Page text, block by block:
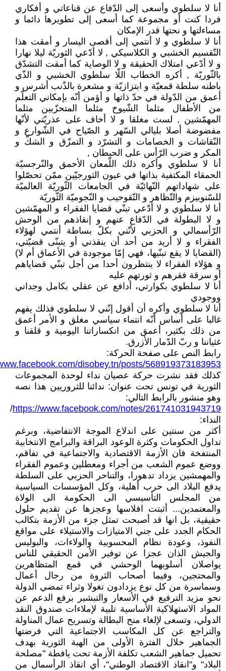
أنا لا سلطوي وأسعى إلى الدّفاع عن قناعاتي و أفكاري
فردا كنت أو مجموعة كما أسعى إلى تطويرها دائما و
مساءلتها و نحتها قدر الإمكان
أنا لا سلطوي و لا أنتمي إلى أقصى اليسار و أمقت هذا
التّقسيم الخشبي و الكلاسيكي , لا أدّعي الثوريّة ليلا نهارا
و لا أدّعي امتلاك الحقيقة و لا الوصاية كما أمقت التشدّق
بالثّوريّة , أكره الخطاب اللّا سلطوي الخشبي و الذّي
باطنه سلطة قمعيّة و ابتزازيّة و مشعرة بالذّنب أشرس و
أعمق من الدّولة في حدّ ذاتها و أؤمن أنّه بإمكاني التعلّم
من الأطفال مثلما الشّيوخ مثلما المتحزّبين مثلما
المهمّشين , لست مغلقا و لا أخاف على عذريّتي لأنّها
مفضوضة أصلا بليالي السّهر و الصّياح في الشّوارع و
النّقاشات و الخصامات و التشرّد و التمزّق و الشكّ و
المكر و ضرب الرّأس على الحيطان ,
أنا لا سلطوي وأكره ذلك اللّمعان الأحمق والنّرجسيّة
الحمقاء المكتفية بذاتها في عيون الثورجيّين ممّن تحصّلوا
على شهاداتهم النّهائيّة في الجامعات الثّوريّة العالميّة
للسّنوبيزم والتّظاهر و التّقوحيب و النّجوميّة الثّوريّة
أنا لا سلطوي و لا أدّعي تبنّي قضايا الفقراء و المهمّشين
و لا البطولة في الدّفاع عنهم و إنقاذهم من الوحش
الرّأسمالي و الحزبي لأنّني بكلّ بساطة أنتمي لهؤلاء
الفقراء و لا أريد من أحد أن ينقذني أو يتبنّى قضيّتي،
(القضايا لا يقع تبنّيها، فهي إمّا موجودة في الأعماق أم لا)
و هؤلاء الفقراء لا ينتظرون أحدا من أجل تبنّي قضاياهم
أو سرقة فقرهم و ثورتهم عليه
أنا لا سلطوي بكوارتي، أدافع عن عقلي بكامل وجداني
ووجودي
أنا لا سلطوي وأكره أن أقول إنّني لا سلطوي فذلك يفهم
غالبا على أساس أنّه انتماء سياسي مغلق و الأمر أعمق
من ذلك بكثير، أعمق من انكساراتنا اليومية و قلقنا و
غثياننا و ربّ الدّمار الأزرق.
رابط النص على صفحة الحركة:
disobey.tn/posts/568919373183953
كذلك فقد نشرت حركة عصيان نداء لوحدة المجموعات
الثورية في تونس تحت عنوان: ندائنا للثروريين هذا نصه
وهو منشور بالرابط التالي:
https://www.facebook.com/notes/261741031943719
/
النداء:
أكثر من سنتين على اندلاع الموجة الانتفاضية، وبرغم
تداول الحكومات وكثرة الوعود البراقة والبرامج الانتخابية
المنتفخة فان الأزمة الاقتصادية والاجتماعية في تفاقم،
ووضع عموم الشعب من أجراء ومعطلين وعموم الفقراء
والمهمشين يزداد تدهورا، والتناحر الحزبي على السلطة
يدفع البلاد الى حرب أهلية، وكل المؤسسات السياسية
من المجلس التأسيسي الى الحكومة الى الولاة
والمعتمدين... أثبتت افلاسها وعجزها عن تقديم حلول
حقيقية، بل انها قد أصبحت تمثل جزء من الأزمة بتكالب
الحكام الجدد على جني الامتيازات والاستيلاء على مواقع
النفوذ، وعودة نظام المحسوبية والولاءات، والبوليس
والجيش الذان عجزا عن توفير الأمن الحقيقي للناس
يواصلان أسلوبهما الوحشي في قمع المتظاهرين
والمحتجين، وفيما أصحاب الثروة من رجال أعمال
وسماسرة من كل نوع يزدادون تغولا وثراء تمضي الدولة
نحو مزيد الترفيع في الأسعار والتبشير برفع الدعم عن
المواد الاستهلاكية الأساسية تلبية لإملاءات صندوق النقد
الدولي، وتسعى لإلغاء منح البطالة وتسريح عمال المناولة
والتراجع عن كل المكاسب الاجتماعية التي فرضتها
الجماهير خلال الفترة الأولى من الهبة الثورية بهدف
تحميل جماهير الشعب تكلفة الأزمة تحت يافطة "مصلحة
البلاد" و"انقاذ الاقتصاد الوطني"، أي انقاذ الرأسمال من